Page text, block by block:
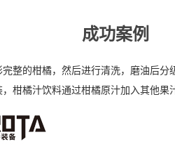
成功案例
整的柑橘，然后进行清洗，磨油后
柑橘汁饮料通过柑橘原汁加入其他果